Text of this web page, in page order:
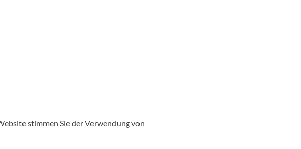
stimmen Sie der Verwendung von